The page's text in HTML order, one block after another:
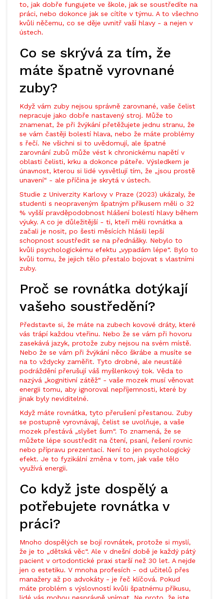
to, jak dobře fungujete ve škole, jak se soustředíte na
práci, nebo dokonce jak se cítíte v týmu. A to všechno
kvůli něčemu, co se děje uvnitř vaší hlavy - a nejen v
ústech.
Co se skrývá za tím, že
máte špatně vyrovnané
zuby?
Když vám zuby nejsou správně zarovnané, vaše čelist
nepracuje jako dobře nastavený stroj. Může to
znamenat, že při žvýkání přetěžujete jednu stranu, že
se vám častěji bolestí hlava, nebo že máte problémy
s řečí. Ne všichni si to uvědomují, ale špatné
zarovnání zubů může vést k chronickému napětí v
oblasti čelisti, krku a dokonce páteře. Výsledkem je
únavnost, kterou si lidé vysvětlují tím, že „jsou prostě
unavení“ - ale příčina je skrytá v ústech.
Studie z Univerzity Karlovy v Praze (2023) ukázaly, že
studenti s neopraveným špatným příkusem měli o 32
% vyšší pravděpodobnost hlášení bolestí hlavy během
výuky. A co je důležitější - ti, kteří měli rovnátka a
začali je nosit, po šesti měsících hlásili lepší
schopnost soustředit se na přednášky. Nebylo to
kvůli psychologickému efektu „vypadám lépe“. Bylo to
kvůli tomu, že jejich tělo přestalo bojovat s vlastními
zuby.
Proč se rovnátka dotýkají
vašeho soustředění?
Představte si, že máte na zubech kovové dráty, které
vás trápí každou vteřinu. Nebo že se vám při hovoru
zasekává jazyk, protože zuby nejsou na svém místě.
Nebo že se vám při žvýkání něco škrábe a musíte se
na to vždycky zaměřit. Tyto drobné, ale neustálé
podráždění přerušují váš myšlenkový tok. Věda to
nazývá „kognitivní zátěž“ - vaše mozek musí věnovat
energii tomu, aby ignoroval nepříjemnosti, které by
jinak byly neviditelné.
Když máte rovnátka, tyto přerušení přestanou. Zuby
se postupně vyrovnávají, čelist se uvolňuje, a vaše
mozek přestává „slyšet šum“. To znamená, že se
můžete lépe soustředit na čtení, psaní, řešení rovnic
nebo přípravu prezentací. Není to jen psychologický
efekt. Je to fyzikální změna v tom, jak vaše tělo
využívá energii.
Co když jste dospělý a
potřebujete rovnátka v
práci?
Mnoho dospělých se bojí rovnátek, protože si myslí,
že je to „dětská věc“. Ale v dnešní době je každý pátý
pacient v ortodontické praxi starší než 30 let. A nejde
jen o estetiku. V mnoha profesích - od učitelů přes
manažery až po advokáty - je řeč klíčová. Pokud
máte problém s výslovností kvůli špatnému příkusu,